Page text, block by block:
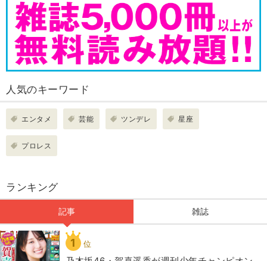
人気のキーワード
エンタメ 芸能 ツンデレ 星座
プロレス
ランキング
記事 雑誌
1 位